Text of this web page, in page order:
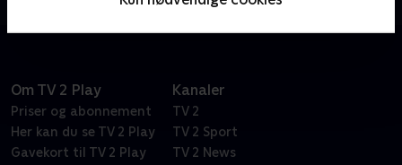
Om TV 2 Play
Priser og abonnement
Her kan du se TV 2 Play
Gavekort til TV 2 Play
Kanaler
TV 2
TV 2 Sport
TV 2 News